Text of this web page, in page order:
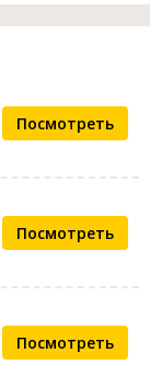
Посмотреть
Посмотреть
Посмотреть